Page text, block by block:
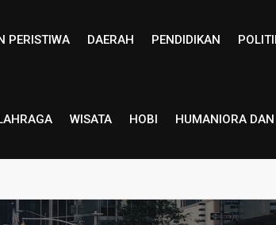
PERISTIWA DAERAH PENDIDIKAN
WISATA HOBI HUMANIORA